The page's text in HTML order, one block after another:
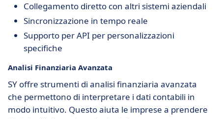
Collegamento diretto con altri sistemi aziendali
Sincronizzazione in tempo reale
Supporto per API per personalizzazioni
specifiche
Analisi Finanziaria Avanzata
SY offre strumenti di analisi finanziaria avanzata
che permettono di interpretare i dati contabili in
modo intuitivo. Questo aiuta le imprese a prendere